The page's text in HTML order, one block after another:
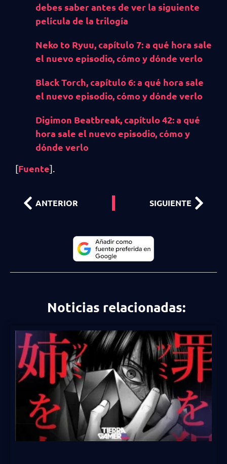
debes saber antes de ver la siguiente
película de la trilogía
Neko to Ryuu, capítulo 7: a qué hora sale
el nuevo episodio, cómo y dónde verlo
Black Torch, capítulo 6: a qué hora sale
el nuevo episodio, cómo y dónde verlo
Digimon Beatbreak, capítulo 42: a qué
hora sale el nuevo episodio, cómo y
dónde verlo
[Fuente].
ANTERIOR SIGUIENTE
Noticias relacionadas: